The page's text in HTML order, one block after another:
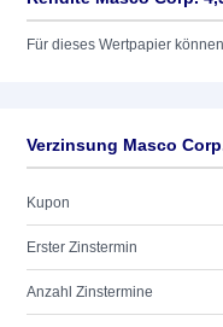
Für dieses Wertpapier
Verzinsung Masco
Kupon
Erster Zinstermin
Anzahl Zinstermine